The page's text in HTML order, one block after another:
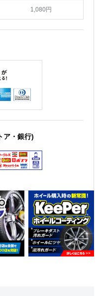
1,080円
ア・銀行)